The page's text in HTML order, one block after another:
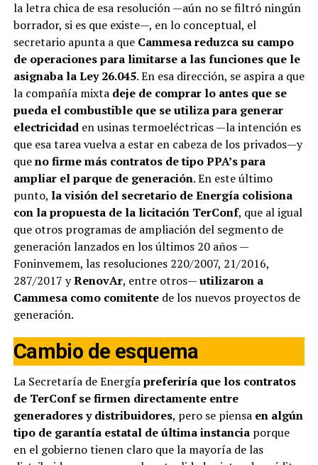
la letra chica de esa resolución —aún no se filtró ningún
borrador, si es que existe—, en lo conceptual, el
secretario apunta a que Cammesa reduzca su campo
de operaciones para limitarse a las funciones que le
asignaba la Ley 26.045. En esa dirección, se aspira a que
la compañía mixta deje de comprar lo antes que se
pueda el combustible que se utiliza para generar
electricidaden usinas termoeléctricas —la intención es
que esa tarea vuelva a estar en cabeza de los privados—y
queno firme más contratos de tipo PPA’s para
ampliar el parque de generación. En este último
punto, la visión del secretario de Energía colisiona
con la propuesta de la licitación TerConf, que al igual
que otros programas de ampliación del segmento de
generación lanzados en los últimos 20 años —
Foninvemem, las resoluciones 220/2007, 21/2016,
287/2017 yRenovAr, entre otros—utilizaron a
Cammesa como comitente de los nuevos proyectos de
generación.
Cambio de esquema
La Secretaría de Energíapreferiría que los contratos
de TerConf se firmen directamente entre
generadores y distribuidores, pero se piensa en algún
tipo de garantía estatal de última instanciaporque
en el gobierno tienen claro que la mayoría de las